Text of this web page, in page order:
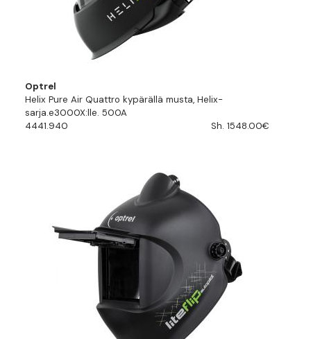
Optrel
Helix Pure Air Quattro kypärällä musta, Helix-
sarja.e3000X:lle. 500A
4441.940
Sh. 1548.00€